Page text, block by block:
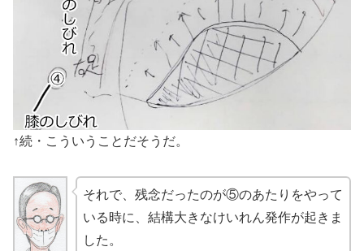
↑続・こういうことだそうだ。
それで、残念だったのが⑤のあたりをやって
いる時に、結構大きなけいれん発作が起きま
した。